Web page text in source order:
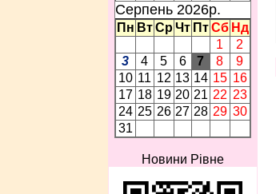
Серпень 2026p.
Пн Вт Ср Чт Пт Сб Нд
1
2
3
4 5 6 7 8
9
10 11 12 13 14 15 16
17 18 19 20 21 22 23
24 25 26 27 28 29 30
31
Новини Рівне